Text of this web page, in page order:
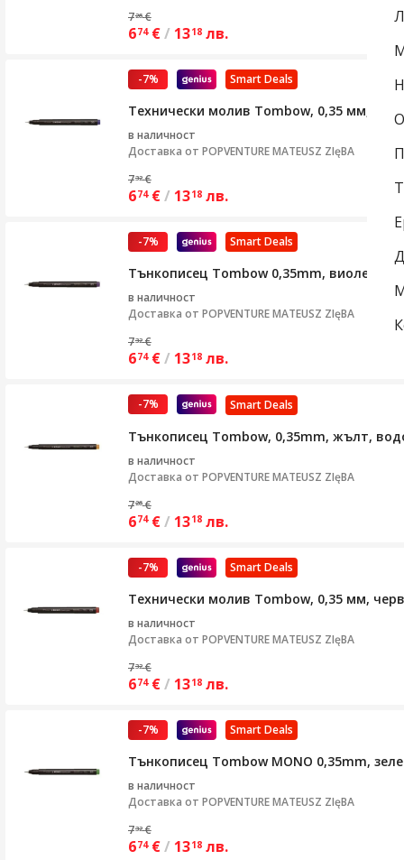
726 €
674 €/ 1318 лв.
Smart Deals
-7%
Технически молив Tombow, 0,35 мм,
в наличност
Доставка от POPVENTURE MATEUSZ ZIęBA
732 €
674 €/ 1318 лв.
Smart Deals
-7%
Тънкописец Tombow 0,35mm,
в наличност
Доставка от POPVENTURE MATEUSZ ZIęBA
732 €
674 €/ 1318 лв.
Smart Deals
-7%
Тънкописец Tombow, 0,35mm, жълт,
в наличност
Доставка от POPVENTURE MATEUSZ ZIęBA
726 €
674 €/ 1318 лв.
Smart Deals
-7%
Технически молив Tombow, 0,35 мм,
в наличност
Доставка от POPVENTURE MATEUSZ ZIęBA
732 €
674 €/ 1318 лв.
Smart Deals
-7%
Тънкописец Tombow MONO 0,35mm,
в наличност
Доставка от POPVENTURE MATEUSZ ZIęBA
732 €
674 €/ 1318 лв.